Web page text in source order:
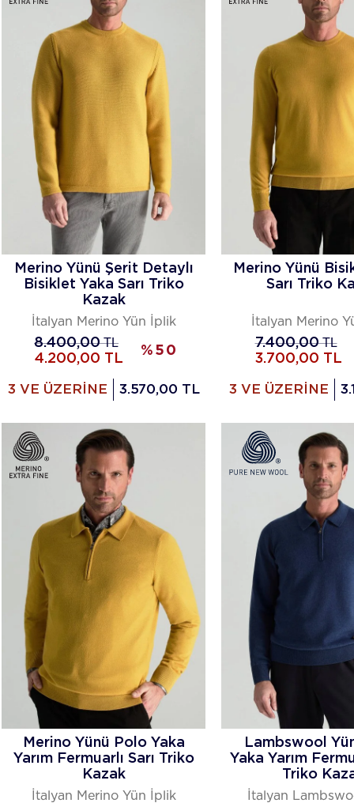
Merino Yünü Şerit Detaylı
Bisiklet Yaka Sarı Triko
Kazak
İtalyan Merino Yün İplik
8.400,00TL
4.200,00 TL
% 50
3 VE ÜZERİNE 3.570,00 TL
Merino Yünü
Sarı Triko
İtalyan Merino
7.400,00TL
3.700,00 TL
3 VE ÜZERİNE
Merino Yünü Polo Yaka
Yarım Fermuarlı Sarı Triko
Kazak
İtalyan Merino Yün İplik
Lambswool
Yaka Yarım
Triko
İtalyan